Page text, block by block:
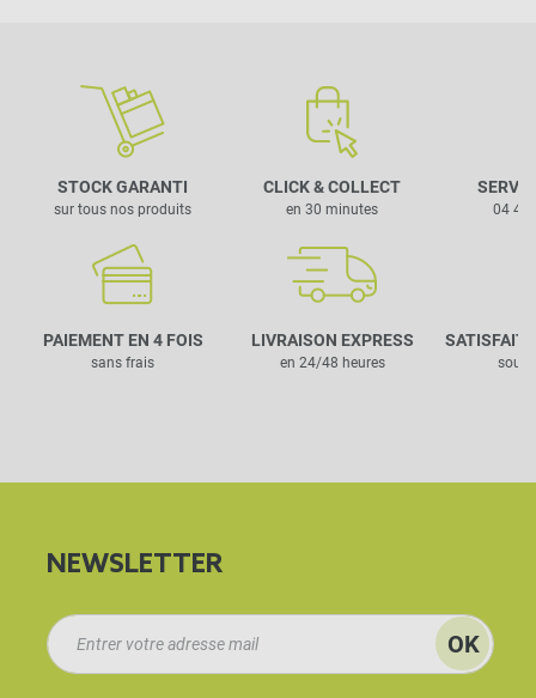
STOCK GARANTI
sur tous nos produits
CLICK & COLLECT
en 30 minutes
PAIEMENT EN 4 FOIS
sans frais
LIVRAISON EXPRESS
en 24/48 heures
04 42
SATISFAIT
sous
NEWSLETTER